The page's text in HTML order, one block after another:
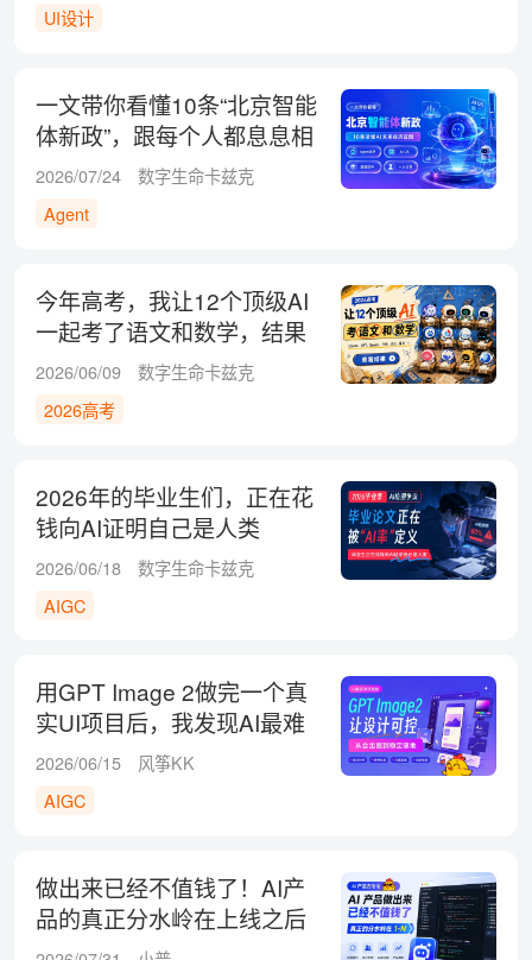
UI设计
一文带你看懂10条“北京智能
体新政”，跟每个人都息息相
关！
2026/07/24
数字生命卡兹克
Agent
今年高考，我让12个顶级AI
一起考了语文和数学，结果
有点意外！
2026/06/09
数字生命卡兹克
2026高考
2026年的毕业生们，正在花
钱向AI证明自己是人类
2026/06/18
数字生命卡兹克
AIGC
用GPT Image 2做完一个真
实UI项目后，我发现AI最难
的不是出图
2026/06/15
风筝KK
AIGC
做出来已经不值钱了！AI产
品的真正分水岭在上线之后